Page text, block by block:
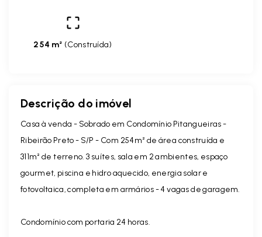
254 m² (Construída)
Descrição do imóvel
Casa à venda - Sobrado em Condomínio Pitangueiras -
Ribeirão Preto - S/P - Com 254m² de área construída e
311m² de terreno. 3 suítes, sala em 2 ambientes, espaço
gourmet, piscina e hidro aquecido, energia solar e
fotovoltaica, completa em armários - 4 vagas de garagem.
Condomínio com portaria 24 horas.